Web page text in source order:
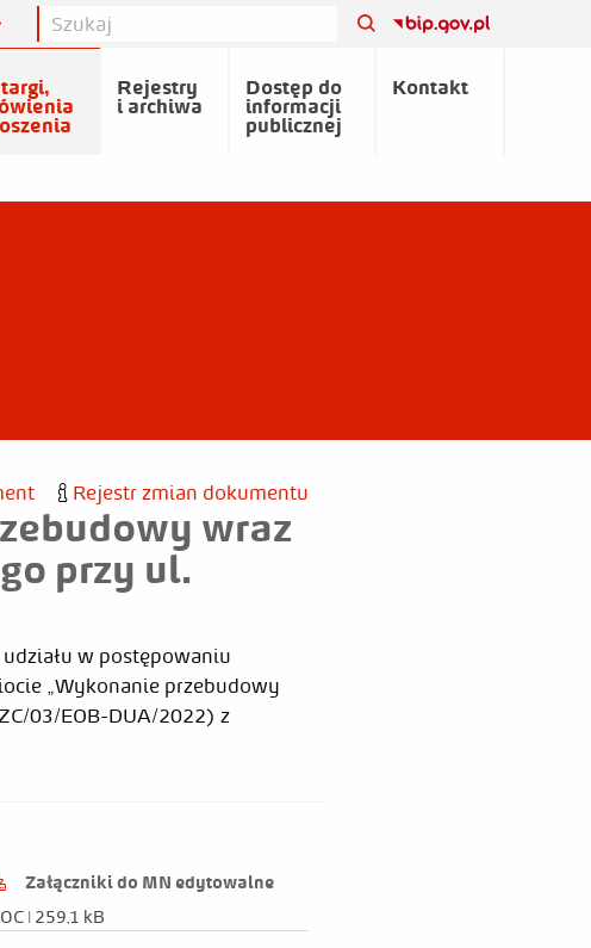
Rejestry
i archiwa
Dostęp do
informacji
publicznej
Kontakt
Rejestr zmian dokumentu
wraz
przy ul.
w postępowaniu
„Wykonanie przebudowy
03/EOB-DUA/2022) z
Załączniki do MN edytowalne
| 259,1 kB